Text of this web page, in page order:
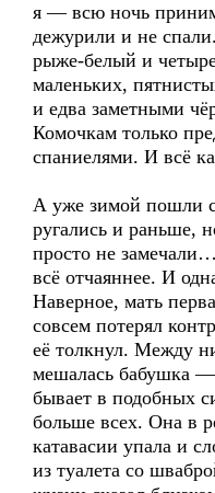
я — всю ночь
дежурили и не
рыже-белый и
маленьких,
и едва заметными
Комочкам только
спаниелями. И всё
А уже зимой пошли
ругались и раньше,
просто не
всё отчаяннее. И
Наверное, мать
совсем потерял
её толкнул. Между
мешалась бабушка
бывает в подобных
больше всех. Она в
катавасии упала и
из туалета со